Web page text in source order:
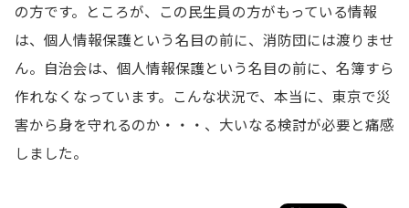
の方です。ところが、この民生員の方がもっている情報
は、個人情報保護という名目の前に、消防団には渡りませ
ん。自治会は、個人情報保護という名目の前に、名簿すら
作れなくなっています。こんな状況で、本当に、東京で災
害から身を守れるのか・・・、大いなる検討が必要と痛感
しました。